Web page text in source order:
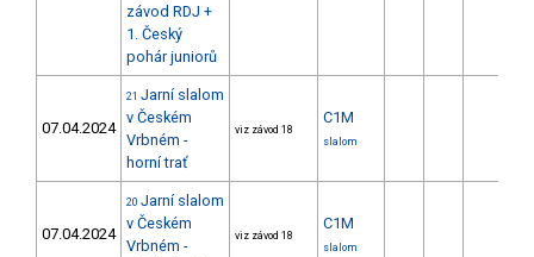
závod RDJ +
1. Český
pohár juniorů
07.04.2024
21 Jarní slalom
v Českém
Vrbném -
horní trať
viz závod 18
C1M
slalom
07.04.2024
20 Jarní slalom
v Českém
Vrbném -
viz závod 18
C1M
slalom